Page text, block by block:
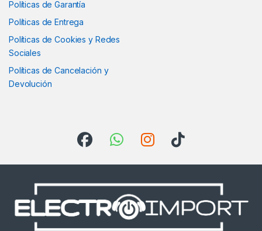
Políticas de Garantía
Políticas de Entrega
Políticas de Cookies y Redes
Sociales
Políticas de Cancelación y
Devolución